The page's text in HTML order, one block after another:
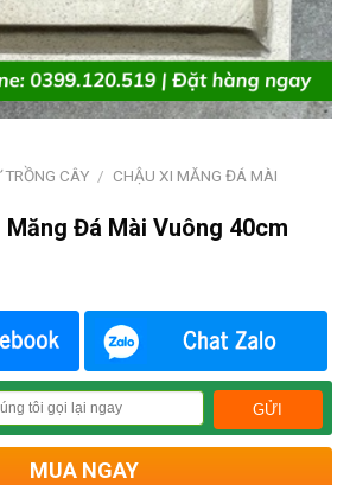
CÂY / CHẬU XI MĂNG ĐÁ MÀI
Măng Đá Mài Vuông 40cm
MUA NGAY